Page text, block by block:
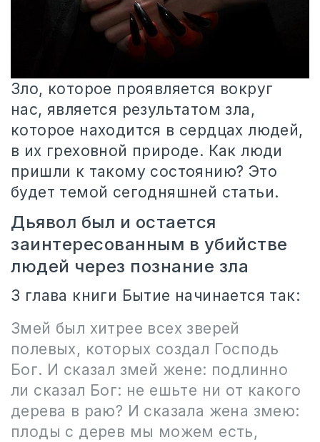
Зло, которое проявляется вокруг
нас, является результатом зла,
которое находится в сердцах людей,
в их греховной природе. Как люди
пришли к такому состоянию? Это
будет темой сегодняшней статьи.
Дьявол был и остается
заинтересованным в убийстве
людей через познание зла
3 глава книги Бытие начинается так:
Змей был хитрее всех зверей
полевых, которых создал Господь
Бог. И сказал змей жене: подлинно
ли сказал Бог: не ешьте ни от какого
дерева в раю? И сказала жена змею:
плоды с дерев мы можем есть,